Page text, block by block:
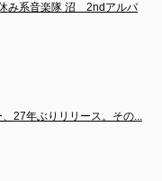
み系音楽隊 沼　2ndアルバ
、27年ぶりリリース。その...